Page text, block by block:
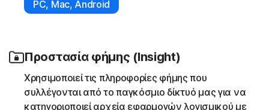
PC, Mac, Android
Προστασία φήμης (Insight)
Χρησιμοποιεί τις πληροφορίες φήμης που
συλλέγονται από το παγκόσμιο δίκτυό μας για να
κατηγοριοποιεί αρχεία εφαρμογών λογισμικού με